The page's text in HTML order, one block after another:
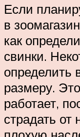
Если
в
как
свинки.
определить
размеру.
работает,
страдать от